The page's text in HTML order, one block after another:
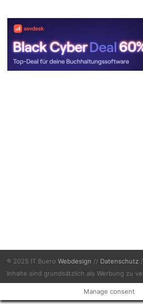
® 2025 IT Buero Webdesign // Datenschutz
Inhalte sind grundsätzlich als Werbung zu
Finafix.com
Manage consent